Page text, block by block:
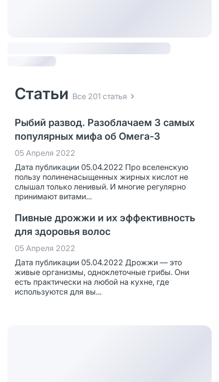
Статьи Все 201 статья
Рыбий развод. Разоблачаем 3 самых
популярных мифа об Омега-3
05 Апреля 2022
Дата публикации 05.04.2022 Про вселенскую
пользу полиненасыщенных жирных кислот не
слышал только ленивый. И многие регулярно
принимают витами...
Пивные дрожжи и их эффективность
для здоровья волос
05 Апреля 2022
Дата публикации 05.04.2022 Дрожжи — это
живые организмы, одноклеточные грибы. Они
есть практически на любой на кухне, где
используются для вы...